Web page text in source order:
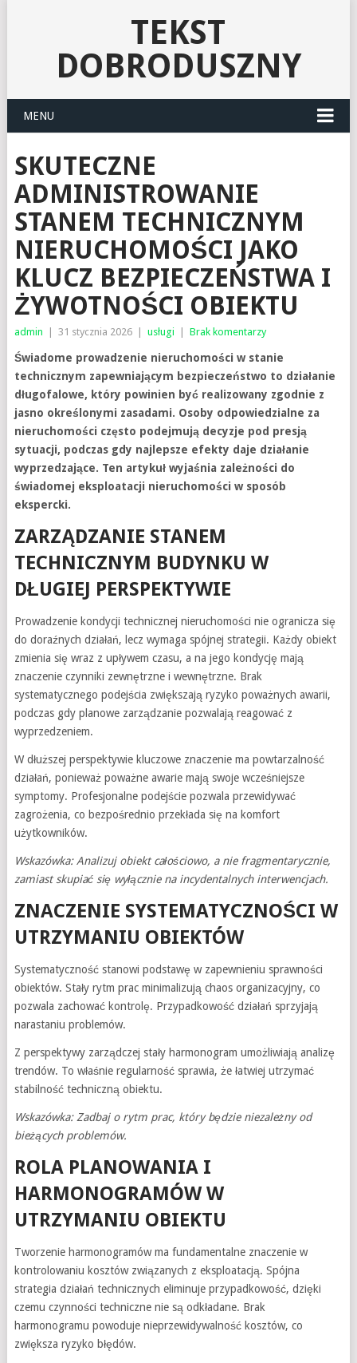
TEKST
DOBRODUSZNY
MENU
SKUTECZNE
ADMINISTROWANIE
STANEM TECHNICZNYM
NIERUCHOMOŚCI JAKO
KLUCZ BEZPIECZEŃSTWA I
ŻYWOTNOŚCI OBIEKTU
admin 31 stycznia 2026 usługi Brak komentarzy
Świadome prowadzenie nieruchomości w stanie
technicznym zapewniającym bezpieczeństwo to działanie
długofalowe, który powinien być realizowany zgodnie z
jasno określonymi zasadami. Osoby odpowiedzialne za
nieruchomości często podejmują decyzje pod presją
sytuacji, podczas gdy najlepsze efekty daje działanie
wyprzedzające. Ten artykuł wyjaśnia zależności do
świadomej eksploatacji nieruchomości w sposób
ekspercki.
ZARZĄDZANIE STANEM
TECHNICZNYM BUDYNKU W
DŁUGIEJ PERSPEKTYWIE
Prowadzenie kondycji technicznej nieruchomości nie ogranicza się
do doraźnych działań, lecz wymaga spójnej strategii. Każdy obiekt
zmienia się wraz z upływem czasu, a na jego kondycję mają
znaczenie czynniki zewnętrzne i wewnętrzne. Brak
systematycznego podejścia zwiększają ryzyko poważnych awarii,
podczas gdy planowe zarządzanie pozwalają reagować z
wyprzedzeniem.
W dłuższej perspektywie kluczowe znaczenie ma powtarzalność
działań, ponieważ poważne awarie mają swoje wcześniejsze
symptomy. Profesjonalne podejście pozwala przewidywać
zagrożenia, co bezpośrednio przekłada się na komfort
użytkowników.
Wskazówka: Analizuj obiekt całościowo, a nie fragmentarycznie,
zamiast skupiać się wyłącznie na incydentalnych interwencjach.
ZNACZENIE SYSTEMATYCZNOŚCI W
UTRZYMANIU OBIEKTÓW
Systematyczność stanowi podstawę w zapewnieniu sprawności
obiektów. Stały rytm prac minimalizują chaos organizacyjny, co
pozwala zachować kontrolę. Przypadkowość działań sprzyjają
narastaniu problemów.
Z perspektywy zarządczej stały harmonogram umożliwiają analizę
trendów. To właśnie regularność sprawia, że łatwiej utrzymać
stabilność techniczną obiektu.
Wskazówka: Zadbaj o rytm prac, który będzie niezależny od
bieżących problemów.
ROLA PLANOWANIA I
HARMONOGRAMÓW W
UTRZYMANIU OBIEKTU
Tworzenie harmonogramów ma fundamentalne znaczenie w
kontrolowaniu kosztów związanych z eksploatacją. Spójna
strategia działań technicznych eliminuje przypadkowość, dzięki
czemu czynności techniczne nie są odkładane. Brak
harmonogramu powoduje nieprzewidywalność kosztów, co
zwiększa ryzyko błędów.